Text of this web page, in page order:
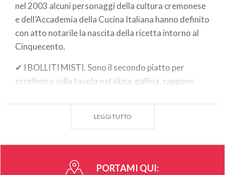
nel 2003 alcuni personaggi della cultura cremonese
e dell’Accademia della Cucina Italiana hanno definito
con atto notarile la nascita della ricetta intorno al
Cinquecento.
✔ I BOLLITI MISTI. Sono il secondo piatto per
eccellenza sulla tavola natalizia: gallina, cappone
di vitello, testina... Il gran bollito è una sinfonia di
gusto da accompagnare con la MOSTARDA
diverse salsine a base di verdure.
✔ GLI INSACCATI. Salame all’aglio, cotechino alla
LEGGI TUTTO
PORTAMI QUI: